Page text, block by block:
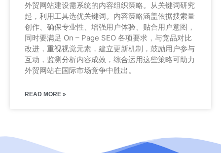
外贸网站建设需系统的内容组织策略。从关键词研究
起，利用工具选优关键词。内容策略涵盖依据搜索量
创作、确保专业性、增强用户体验、贴合用户意图，
同时要满足 On – Page SEO 各项要求，与竞品对比
改进，重视视觉元素，建立更新机制，鼓励用户参与
互动，监测分析内容成效，综合运用这些策略可助力
外贸网站在国际市场竞争中胜出。
READ MORE »